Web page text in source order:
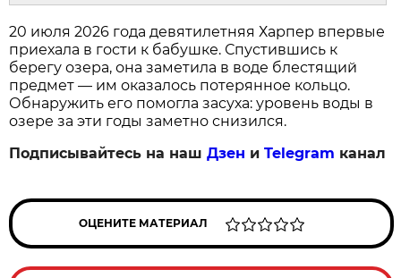
20 июля 2026 года девятилетняя Харпер впервые
приехала в гости к бабушке. Спустившись к
берегу озера, она заметила в воде блестящий
предмет — им оказалось потерянное кольцо.
Обнаружить его помогла засуха: уровень воды в
озере за эти годы заметно снизился.
Подписывайтесь на нашДзен иTelegram канал
ОЦЕНИТЕ МАТЕРИАЛ